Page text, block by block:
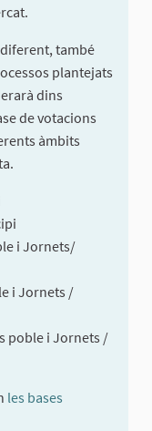
també
plantejats
dins
de votacions
àmbits
i Jornets/
i Jornets /
poble i Jornets /
les bases